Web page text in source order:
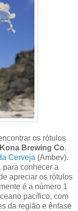
os rótulos
Kona Brewing Co.
Cerveja (Ambev).
, para conhecer a
apreciar os rótulos
é a número 1
pacífico, com
da região e ênfase